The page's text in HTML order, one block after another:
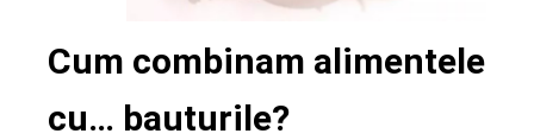
Cum combinam alimentele
cu… bauturile?